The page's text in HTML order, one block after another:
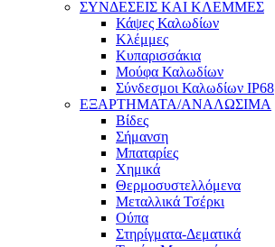
ΣΥΝΔΕΣΕΙΣ ΚΑΙ ΚΛΕΜΜΕΣ
Κάψες Καλωδίων
Κλέμμες
Κυπαρισσάκια
Μούφα Καλωδίων
Σύνδεσμοι Καλωδίων IP68
ΕΞΑΡΤΗΜΑΤΑ/ΑΝΑΛΩΣΙΜΑ
Βίδες
Σήμανση
Μπαταρίες
Χημικά
Θερμοσυστελλόμενα
Μεταλλικά Τσέρκι
Ούπα
Στηρίγματα-Δεματικά